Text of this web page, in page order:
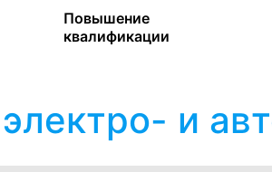
Повышение
квалификации
и